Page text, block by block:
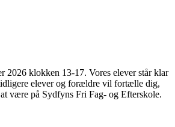
2026 klokken 13-17. Vores elever står klar
elever og forældre vil fortælle dig,
være på Sydfyns Fri Fag- og Efterskole.